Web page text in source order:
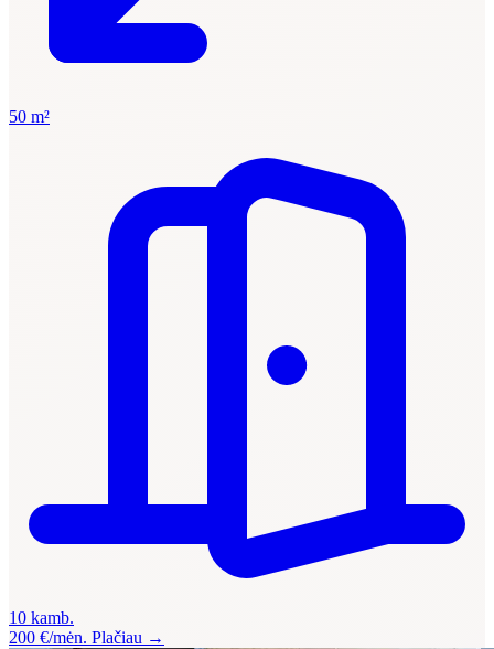
50 m²
10 kamb.
200 €/mėn. Plačiau →